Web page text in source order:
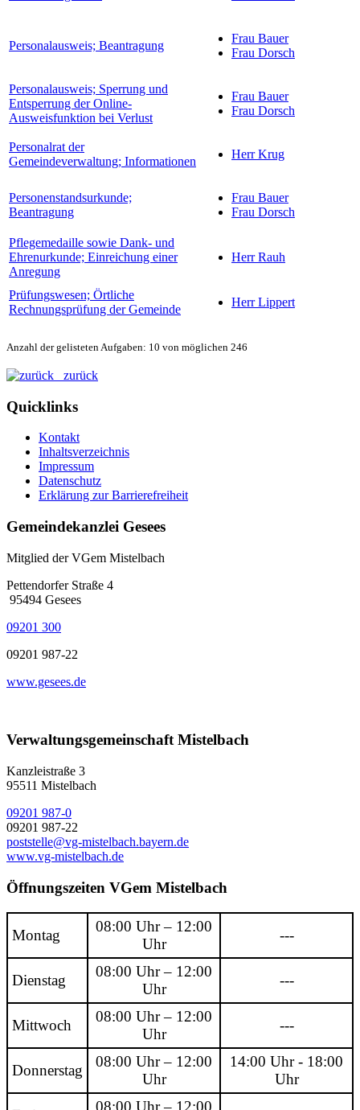
Personalausweis; Beantragung
Frau Bauer
Frau Dorsch
Personalausweis; Sperrung und
Entsperrung der Online-
Ausweisfunktion bei Verlust
Frau Bauer
Frau Dorsch
Personalrat der
Gemeindeverwaltung; Informationen
Herr Krug
Personenstandsurkunde;
Beantragung
Frau Bauer
Frau Dorsch
Pflegemedaille sowie Dank- und
Ehrenurkunde; Einreichung einer
Anregung
Herr Rauh
Prüfungswesen; Örtliche
Rechnungsprüfung der Gemeinde
Herr Lippert
Anzahl der gelisteten Aufgaben: 10 von möglichen 246
zurück
Quicklinks
Kontakt
Inhaltsverzeichnis
Impressum
Datenschutz
Erklärung zur Barrierefreiheit
Gemeindekanzlei Gesees
Mitglied der VGem Mistelbach
Pettendorfer Straße 4
95494 Gesees
09201 300
09201 987-22
www.gesees.de
Verwaltungsgemeinschaft Mistelbach
Kanzleistraße 3
95511 Mistelbach
09201 987-0
09201 987-22
poststelle@vg-mistelbach.bayern.de
www.vg-mistelbach.de
Öffnungszeiten VGem Mistelbach
Montag
08:00 Uhr – 12:00
Uhr
---
Dienstag
08:00 Uhr – 12:00
Uhr
---
Mittwoch
08:00 Uhr – 12:00
Uhr
---
Donnerstag
08:00 Uhr – 12:00
Uhr
14:00 Uhr - 18:00
Uhr
08:00 Uhr – 12:00